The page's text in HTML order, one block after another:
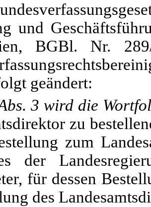
und
BGBl. Nr.
geändert:
3 wird die
zu
zum
der
für dessen
des